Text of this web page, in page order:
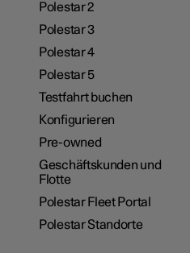
Polestar 2
Polestar 3
Polestar 4
Polestar 5
Testfahrt buchen
Konfigurieren
Pre-owned
Geschäftskunden und
Flotte
Polestar Fleet Portal
Polestar Standorte